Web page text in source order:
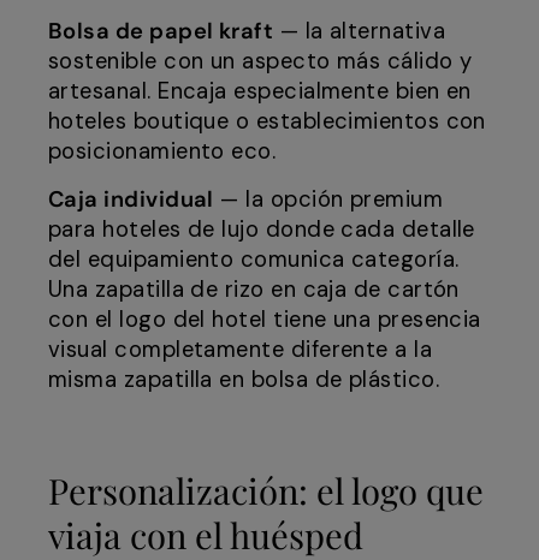
Bolsa de papel kraft — la alternativa
sostenible con un aspecto más cálido y
artesanal. Encaja especialmente bien en
hoteles boutique o establecimientos con
posicionamiento eco.
Caja individual — la opción premium
para hoteles de lujo donde cada detalle
del equipamiento comunica categoría.
Una zapatilla de rizo en caja de cartón
con el logo del hotel tiene una presencia
visual completamente diferente a la
misma zapatilla en bolsa de plástico.
Personalización: el logo que
viaja con el huésped